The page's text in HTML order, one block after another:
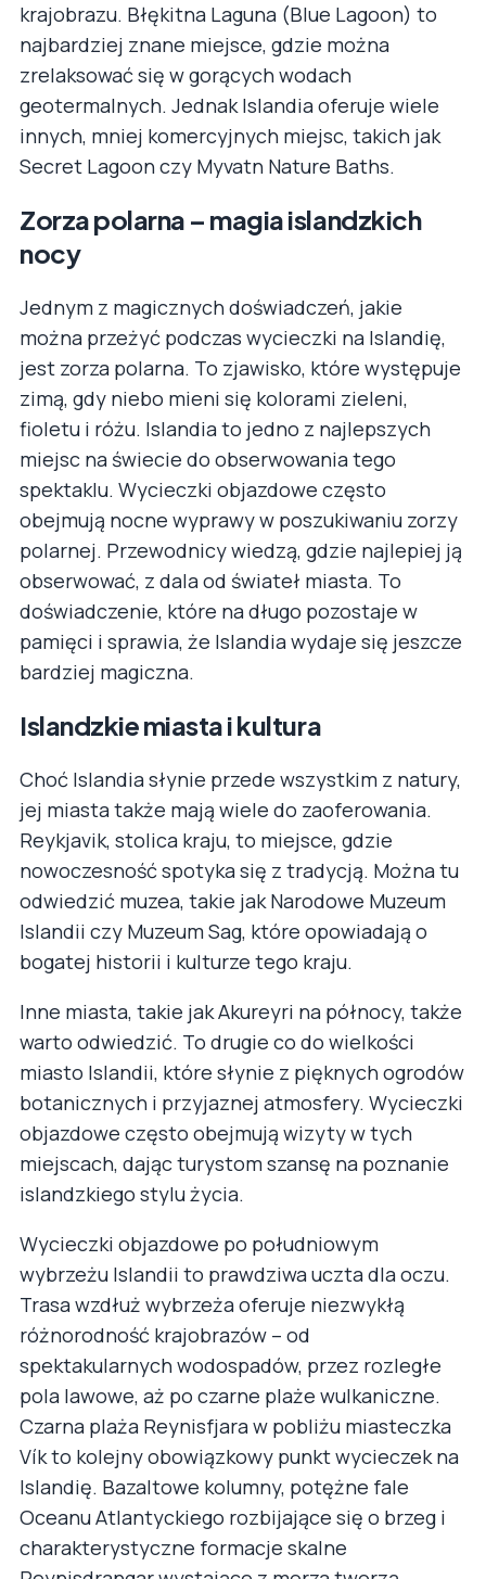
krajobrazu. Błękitna Laguna (Blue Lagoon) to
najbardziej znane miejsce, gdzie można
zrelaksować się w gorących wodach
geotermalnych. Jednak Islandia oferuje wiele
innych, mniej komercyjnych miejsc, takich jak
Secret Lagoon czy Myvatn Nature Baths.
Zorza polarna – magia islandzkich
nocy
Jednym z magicznych doświadczeń, jakie
można przeżyć podczas wycieczki na Islandię,
jest zorza polarna. To zjawisko, które występuje
zimą, gdy niebo mieni się kolorami zieleni,
fioletu i różu. Islandia to jedno z najlepszych
miejsc na świecie do obserwowania tego
spektaklu. Wycieczki objazdowe często
obejmują nocne wyprawy w poszukiwaniu zorzy
polarnej. Przewodnicy wiedzą, gdzie najlepiej ją
obserwować, z dala od świateł miasta. To
doświadczenie, które na długo pozostaje w
pamięci i sprawia, że Islandia wydaje się jeszcze
bardziej magiczna.
Islandzkie miasta i kultura
Choć Islandia słynie przede wszystkim z natury,
jej miasta także mają wiele do zaoferowania.
Reykjavik, stolica kraju, to miejsce, gdzie
nowoczesność spotyka się z tradycją. Można tu
odwiedzić muzea, takie jak Narodowe Muzeum
Islandii czy Muzeum Sag, które opowiadają o
bogatej historii i kulturze tego kraju.
Inne miasta, takie jak Akureyri na północy, także
warto odwiedzić. To drugie co do wielkości
miasto Islandii, które słynie z pięknych ogrodów
botanicznych i przyjaznej atmosfery. Wycieczki
objazdowe często obejmują wizyty w tych
miejscach, dając turystom szansę na poznanie
islandzkiego stylu życia.
Wycieczki objazdowe po południowym
wybrzeżu Islandii to prawdziwa uczta dla oczu.
Trasa wzdłuż wybrzeża oferuje niezwykłą
różnorodność krajobrazów – od
spektakularnych wodospadów, przez rozległe
pola lawowe, aż po czarne plaże wulkaniczne.
Czarna plaża Reynisfjara w pobliżu miasteczka
Vík to kolejny obowiązkowy punkt wycieczek na
Islandię. Bazaltowe kolumny, potężne fale
Oceanu Atlantyckiego rozbijające się o brzeg i
charakterystyczne formacje skalne